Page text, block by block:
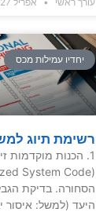
יחדיו עמילות מכס
רשימת תיוג
1. הכנות מוקדמות
הסחורה. בדיקת
היעד (למשל: איסור